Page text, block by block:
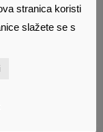
stranica koristi
slažete se s